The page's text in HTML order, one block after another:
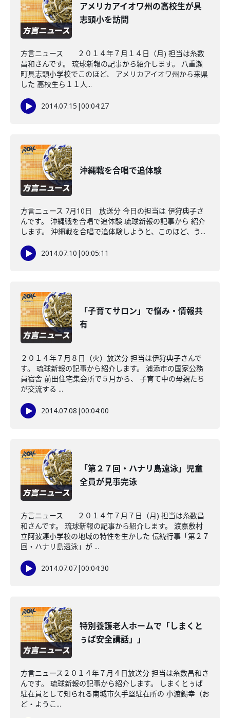
アメリカアイオワ州の高校生が具
志頭小を訪問
方言ニュース ２０１４年７月１４日（月) 担当は糸数
昌和さんです。 琉球新報の記事から紹介します。 八重瀬
町具志頭小学校でこのほど、 アメリカアイオワ州から来県
した 高校生ら１１人...
2014.07.15 |00:04:27
沖縄戦を合唱で追体験
方言ニュース 7月10日 放送分 今日の担当は 伊狩典子さ
んです。 沖縄戦を合唱で追体験 琉球新報の記事から 紹介
します。 沖縄戦を合唱で追体験しようと、このほど、う...
2014.07.10 |00:05:11
「子育てサロン」で悩み・情報共
有
２０１４年７月８日（火）放送分 担当は伊狩典子さんで
す。 琉球新報の記事から紹介します。 浦添市の国家公務
員宿舎 前田住宅集会所で５月から、 子育て中の母親たち
が交流する ...
2014.07.08 |00:04:00
「第２７回・ハナリ島遠泳」児童
全員が見事完泳
方言ニュース ２０１４年７月７日（月) 担当は糸数昌
和さんです。 琉球新報の記事から紹介します。 渡嘉敷村
立阿波連小学校の地域の特性を生かした 伝統行事「第２７
回・ハナリ島遠泳」が ...
2014.07.07|00:04:30
特別養護老人ホームで「しまくと
ぅば安全講話」」
方言ニュース２０１４年７月４日放送分 担当は糸数昌和さ
んです。 琉球新報の記事から紹介します。 しまくとぅば
駐在員として知られる南城市久手堅駐在所の 小渡錫幸（お
ど・ようこ...